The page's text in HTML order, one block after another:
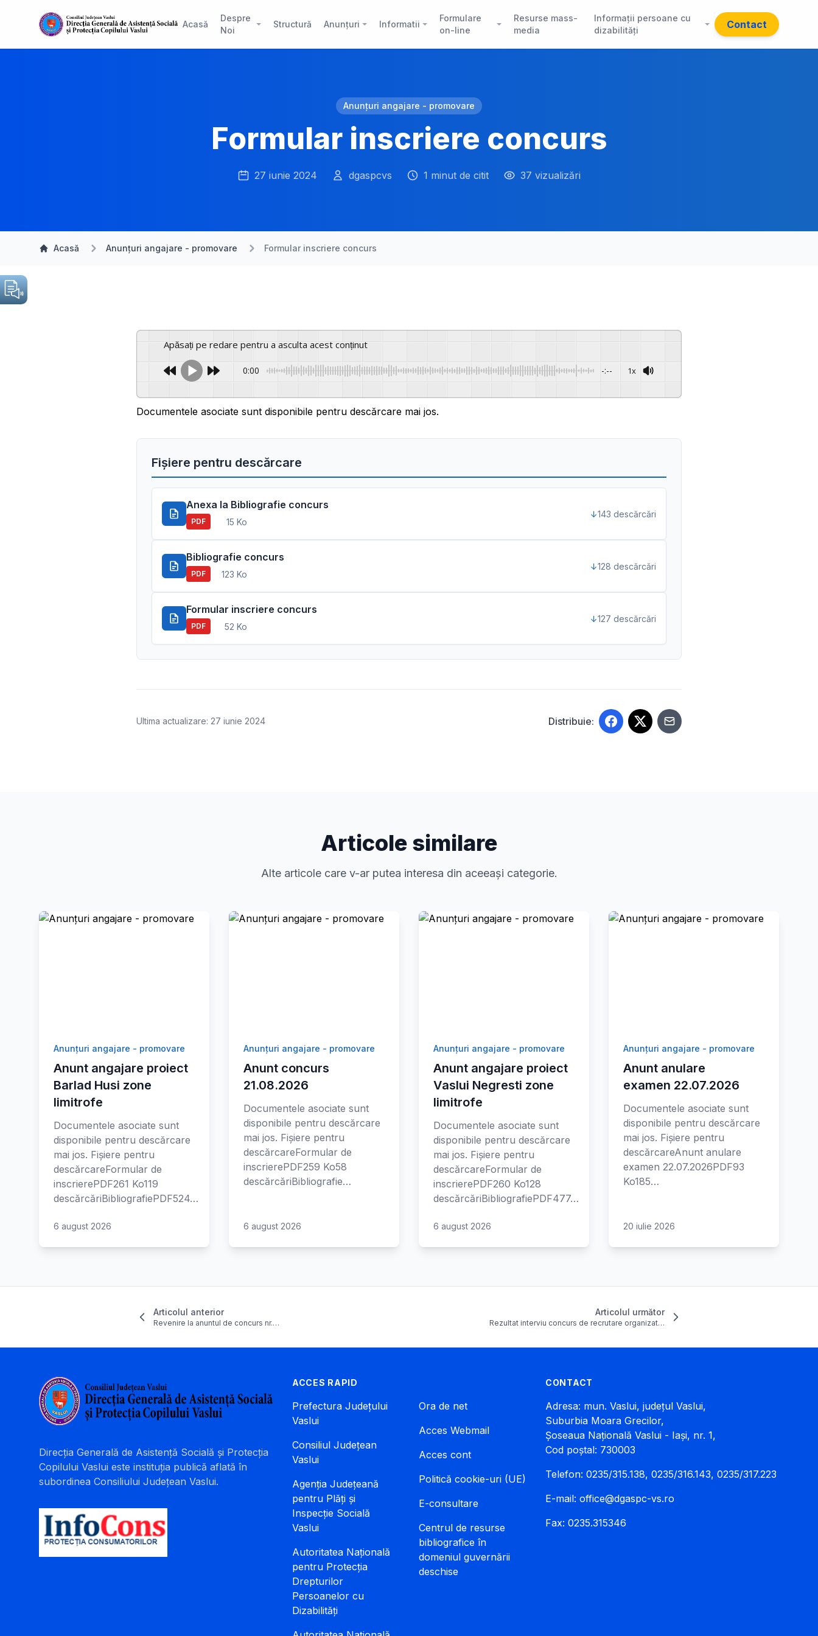
Acasă
Despre
Noi
Structură Anunțuri Informatii
Formulare
on-line
Resurse mass-
media
Informații persoane cu
dizabilități
Contact
Anunțuri angajare - promovare
Formular inscriere concurs
27 iunie 2024 dgaspcvs 1 minut de citit 37 vizualizări
Acasă Anunțuri angajare - promovare Formular inscriere concurs
Apăsați pe redare pentru a asculta acest conținut
0:00 -:-- 1x
Documentele asociate sunt disponibile pentru descărcare mai jos.
Fișiere pentru descărcare
Anexa la Bibliografie concurs
PDF 15 Ko
143 descărcări
Bibliografie concurs
PDF 123 Ko
128 descărcări
Formular inscriere concurs
PDF 52 Ko
127 descărcări
Ultima actualizare: 27 iunie 2024 Distribuie:
Articole similare
Alte articole care v-ar putea interesa din aceeași categorie.
Anunțuri angajare - promovare
Anunt angajare proiect
Barlad Husi zone
limitrofe
Documentele asociate sunt
disponibile pentru descărcare
mai jos. Fișiere pentru
descărcareFormular de
inscrierePDF261 Ko119
descărcăriBibliografiePDF524…
6 august 2026
Anunțuri angajare - promovare
Anunt concurs
21.08.2026
Documentele asociate sunt
disponibile pentru descărcare
mai jos. Fișiere pentru
descărcareFormular de
inscrierePDF259 Ko58
descărcăriBibliografie…
6 august 2026
Anunțuri angajare - promovare
Anunt angajare proiect
Vaslui Negresti zone
limitrofe
Documentele asociate sunt
disponibile pentru descărcare
mai jos. Fișiere pentru
descărcareFormular de
inscrierePDF260 Ko128
descărcăriBibliografiePDF477…
6 august 2026
Anunțuri angajare - promovare
Anunt anulare
examen 22.07.2026
Documentele asociate sunt
disponibile pentru descărcare
mai jos. Fișiere pentru
descărcareAnunt anulare
examen 22.07.2026PDF93
Ko185…
20 iulie 2026
Articolul anterior
Revenire la anuntul de concurs nr.…
Articolul următor
Rezultat interviu concurs de recrutare organizat…
Direcția Generală de Asistență Socială și Protecția
Copilului Vaslui este instituția publică aflată în
subordinea Consiliului Județean Vaslui.
ACCES RAPID
Prefectura Județului
Vaslui
Consiliul Județean
Vaslui
Agenția Județeană
pentru Plăți și
Inspecție Socială
Vaslui
Autoritatea Națională
pentru Protecția
Drepturilor
Persoanelor cu
Dizabilități
Ora de net
Acces Webmail
Acces cont
Politică cookie-uri (UE)
E-consultare
Centrul de resurse
bibliografice în
domeniul guvernării
deschise
CONTACT
Adresa: mun. Vaslui, județul Vaslui,
Suburbia Moara Grecilor,
Șoseaua Națională Vaslui - Iași, nr. 1,
Cod poștal: 730003
Telefon: 0235/315.138, 0235/316.143, 0235/317.223
E-mail: office@dgaspc-vs.ro
Fax: 0235.315346